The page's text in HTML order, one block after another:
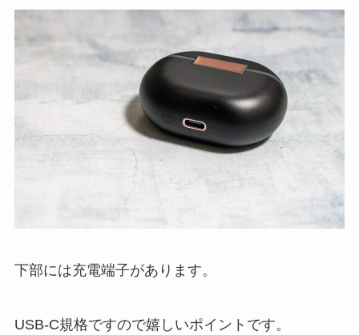
下部には充電端子があります。
USB-C規格ですので嬉しいポイントです。